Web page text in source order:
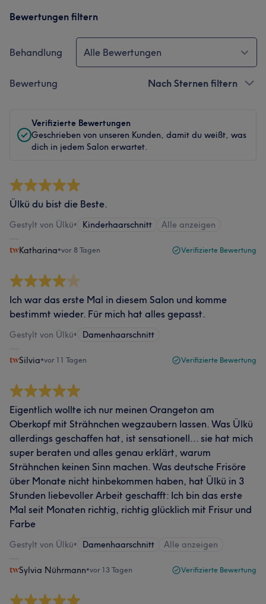
Bewertungen filtern
Behandlung Alle Bewertungen
Bewertung Nach Sternen filtern
Verifizierte Bewertungen
Geschrieben von unseren Kunden, damit du weißt, was
dich in jedem Salon erwartet.
Ülkü du bist die Beste.
Gestylt von Ülkü• Kinderhaarschnitt Alle anzeigen
Katharina•vor 8 Tagen Verifizierte Bewertung
Ich war das erste Mal in diesem Salon und komme
bestimmt wieder. Für mich hat alles gepasst.
Gestylt von Ülkü• Damenhaarschnitt
Silvia•vor 11 Tagen Verifizierte Bewertung
Eigentlich wollte ich nur meinen Orangeton am
Oberkopf mit Strähnchen wegzaubern lassen. Was Ülkü
allerdings geschaffen hat, ist sensationell... sie hat mich
super beraten und alles genau erklärt, warum
Strähnchen keinen Sinn machen. Was deutsche Frisöre
über Monate nicht hinbekommen haben, hat Ülkü in 3
Stunden liebevoller Arbeit geschafft: Ich bin das erste
Mal seit Monaten richtig, richtig glücklich mit Frisur und
Farbe
Gestylt von Ülkü• Damenhaarschnitt Alle anzeigen
Sylvia Nührmann•vor 13 Tagen Verifizierte Bewertung